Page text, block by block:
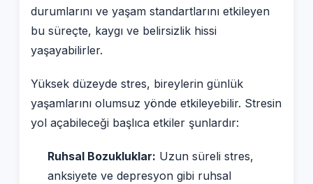
durumlarını ve yaşam standartlarını etkileyen
bu süreçte, kaygı ve belirsizlik hissi
yaşayabilirler.
Yüksek düzeyde stres, bireylerin günlük
yaşamlarını olumsuz yönde etkileyebilir. Stresin
yol açabileceği başlıca etkiler şunlardır:
Ruhsal Bozukluklar: Uzun süreli stres,
anksiyete ve depresyon gibi ruhsal